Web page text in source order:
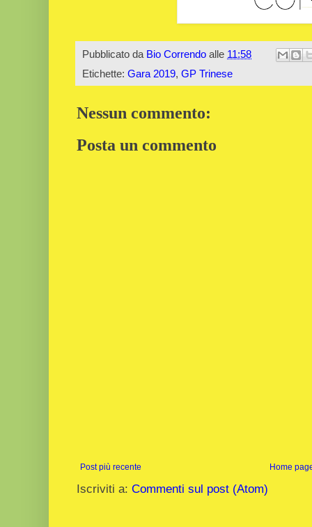
Pubblicato da Bio Correndo alle 11:58
Etichette: Gara 2019, GP Trinese
Nessun commento:
Posta un commento
Post più recente Home
Iscriviti a: Commenti sul post (Atom)